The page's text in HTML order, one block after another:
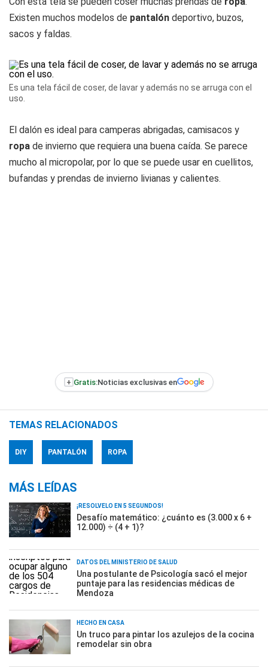
Existen muchos modelos de pantalón deportivo, buzos,
sacos y faldas.
Es una tela fácil de coser, de lavar y además no se arruga con el
uso.
El dalón es ideal para camperas abrigadas, camisacos y
ropa de invierno que requiera una buena caída. Se parece
mucho al micropolar, por lo que se puede usar en cuellitos,
bufandas y prendas de invierno livianas y calientes.
+ Gratis:Noticias exclusivas en
TEMAS RELACIONADOS
DIY PANTALÓN ROPA
MÁS LEÍDAS
¡RESOLVELO EN 5 SEGUNDOS!
Desafío matemático: ¿cuánto es (3.000 x 6 +
12.000) ÷ (4 + 1)?
DATOS DEL MINISTERIO DE SALUD
Una postulante de Psicología sacó el mejor
puntaje para las residencias médicas de
Mendoza
HECHO EN CASA
Un truco para pintar los azulejos de la cocina
remodelar sin obra